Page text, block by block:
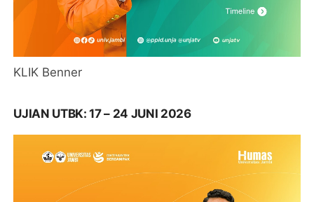
KLIK Benner
UJIAN UTBK: 17 – 24 JUNI 2026